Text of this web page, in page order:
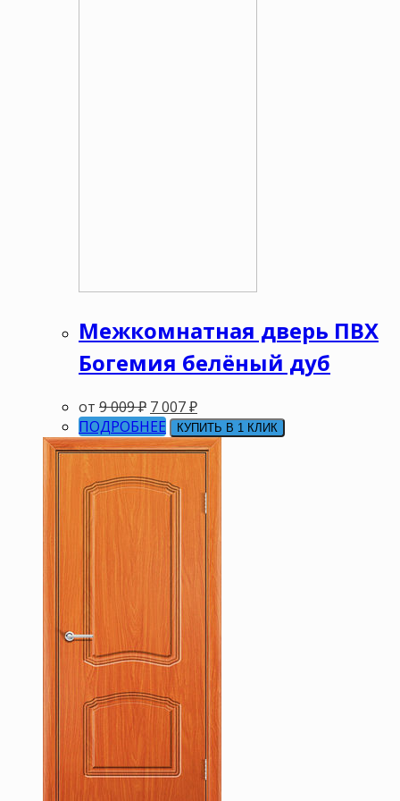
Межкомнатная дверь ПВХ
Богемия белёный дуб
от 9 009₽ 7 007₽
ПОДРОБНЕЕ
КУПИТЬ В 1 КЛИК